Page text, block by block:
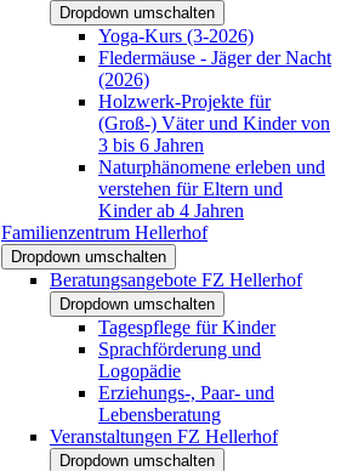
Dropdown umschalten
Yoga-Kurs (3-2026)
Fledermäuse - Jäger der Nacht
(2026)
Holzwerk-Projekte für
(Groß-) Väter und Kinder von
3 bis 6 Jahren
Naturphänomene erleben und
verstehen für Eltern und
Kinder ab 4 Jahren
Familienzentrum Hellerhof
Dropdown umschalten
Beratungsangebote FZ Hellerhof
Dropdown umschalten
Tagespflege für Kinder
Sprachförderung und
Logopädie
Erziehungs-, Paar- und
Lebensberatung
Veranstaltungen FZ Hellerhof
Dropdown umschalten